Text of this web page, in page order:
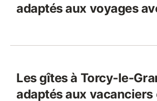
adaptés aux voyages
Les gîtes à Torcy-le-
adaptés aux